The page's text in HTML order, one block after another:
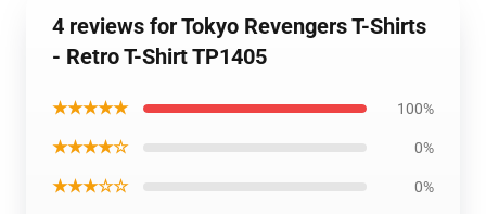
4 reviews for Tokyo Revengers T-Shirts
- Retro T-Shirt TP1405
★★★★★ 100%
★★★★☆ 0%
★★★☆☆ 0%